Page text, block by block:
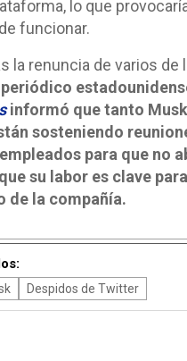
lo que
funcionar.
la renuncia de varios de
informó que tanto
sosteniendo
para que no
su labor es clave
de la compañía.
Despidos de Twitter